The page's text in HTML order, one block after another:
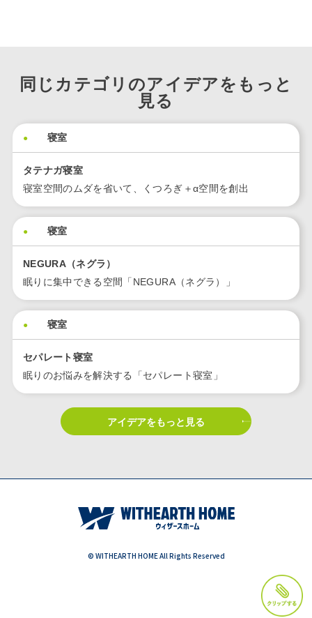
同じカテゴリのアイデアをもっと
見る
寝室
タテナガ寝室
寝室空間のムダを省いて、くつろぎ＋α空間を創出
寝室
NEGURA（ネグラ）
眠りに集中できる空間「NEGURA（ネグラ）」
寝室
セパレート寝室
眠りのお悩みを解決する「セパレート寝室」
アイデアをもっと見る
© WITHEARTH HOME All Rights Reserved